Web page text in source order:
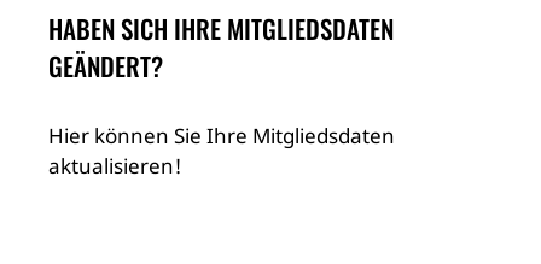
HABEN SICH IHRE MITGLIEDSDATEN
GEÄNDERT?
Hier können Sie Ihre Mitgliedsdaten
aktualisieren!